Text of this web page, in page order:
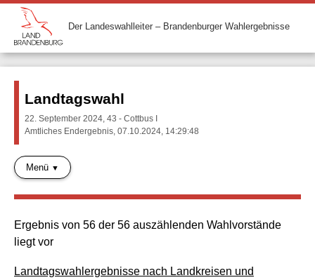
Der Landeswahlleiter – Brandenburger Wahlergebnisse
Landtagswahl
22. September 2024, 43 - Cottbus I
Amtliches Endergebnis, 07.10.2024, 14:29:48
Menü
Ergebnis von 56 der 56 auszählenden Wahlvorstände
liegt vor
Landtagswahlergebnisse nach Landkreisen und